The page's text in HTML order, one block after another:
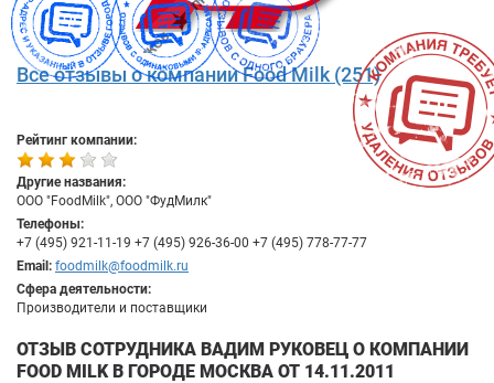
Все отзывы о компании Food Milk (251)
Рейтинг компании:
Другие названия:
ООО "FoodMilk", ООО "ФудМилк"
Телефоны:
+7 (495) 921-11-19 +7 (495) 926-36-00 +7 (495) 778-77-77
Email: foodmilk@foodmilk.ru
Сфера деятельности:
Производители и поставщики
ОТЗЫВ СОТРУДНИКА ВАДИМ РУКОВЕЦ О КОМПАНИИ
FOOD MILK В ГОРОДЕ МОСКВА ОТ 14.11.2011